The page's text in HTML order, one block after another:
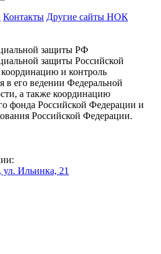
Контакты Другие сайты НОК
защиты РФ
защиты Российской
и контроль
в его ведении Федеральной
а также координацию
фонда Российской Федерации и
Российской Федерации.
Ильинка, 21